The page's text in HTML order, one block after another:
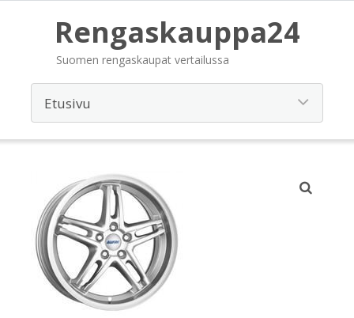
Rengaskauppa24
Suomen rengaskaupat vertailussa